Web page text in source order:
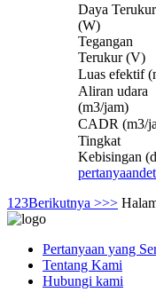
Daya Terukur
(W)
Tegangan
Terukur (V)
Luas efektif
Aliran udara
(m3/jam)
CADR (m3/
Tingkat
Kebisingan
pertanyaan
1 23Berikutnya >>>
Pertanyaan yang
Tentang Kami
Hubungi kami